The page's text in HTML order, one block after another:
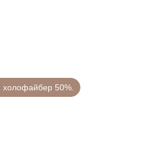
холофайбер 50%.